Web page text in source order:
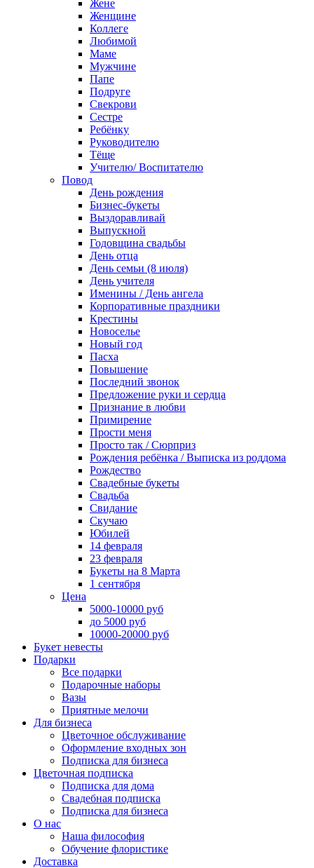
Жене
Женщине
Коллеге
Любимой
Маме
Мужчине
Папе
Подруге
Свекрови
Сестре
Ребёнку
Руководителю
Тёще
Учителю/ Воспитателю
Повод
День рождения
Бизнес-букеты
Выздоравливай
Выпускной
Годовщина свадьбы
День отца
День семьи (8 июля)
День учителя
Именины / День ангела
Корпоративные праздники
Крестины
Новоселье
Новый год
Пасха
Повышение
Последний звонок
Предложение руки и сердца
Признание в любви
Примирение
Прости меня
Просто так / Сюрприз
Рождения ребёнка / Выписка из роддома
Рождество
Свадебные букеты
Свадьба
Свидание
Скучаю
Юбилей
14 февраля
23 февраля
Букеты на 8 Марта
1 сентября
Цена
5000-10000 руб
до 5000 руб
10000-20000 руб
Букет невесты
Подарки
Все подарки
Подарочные наборы
Вазы
Приятные мелочи
Для бизнеса
Цветочное обслуживание
Оформление входных зон
Подписка для бизнеса
Цветочная подписка
Подписка для дома
Свадебная подписка
Подписка для бизнеса
О нас
Наша философия
Обучение флористике
Доставка